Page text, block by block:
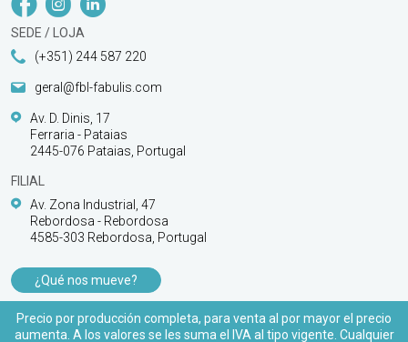
SEDE / LOJA
(+351) 244 587 220
geral@fbl-fabulis.com
Av. D. Dinis, 17
Ferraria - Pataias
2445-076 Pataias, Portugal
FILIAL
Av. Zona Industrial, 47
Rebordosa - Rebordosa
4585-303 Rebordosa, Portugal
¿Qué nos mueve?
PRODUCTOS
Precio por producción completa, para venta al por mayor el precio
aumenta. A los valores se les suma el IVA al tipo vigente. Cualquier